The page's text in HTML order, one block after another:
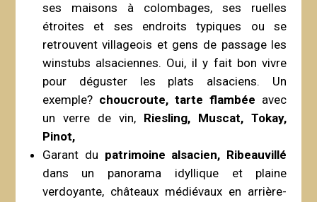
ses maisons à colombages, ses ruelles
étroites et ses endroits typiques ou se
retrouvent villageois et gens de passage les
winstubs alsaciennes. Oui, il y fait bon vivre
pour déguster les plats alsaciens. Un
exemple? choucroute, tarte flambée avec
un verre de vin, Riesling, Muscat, Tokay,
Pinot,
Garant du patrimoine alsacien, Ribeauvillé
dans un panorama idyllique et plaine
verdoyante, châteaux médiévaux en arrière-